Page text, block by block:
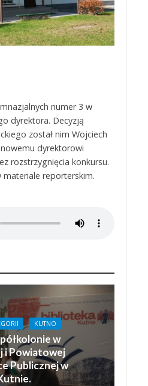
numer 3 w
dyrektora. Decyzją
został nim Wojciech
dyrektorowi
rozstrzygnięcia konkursu.
reporterskim.
KUTNO
w
i Powiatowej
Publicznej w